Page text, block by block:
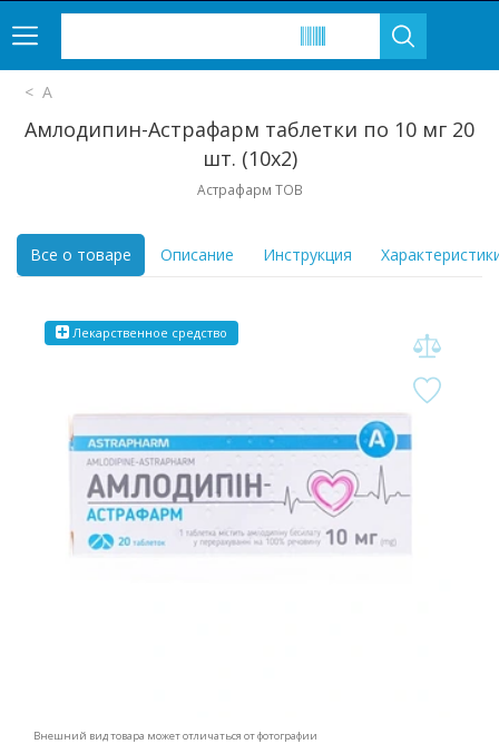
А
Амлодипин-Астрафарм таблетки по 10 мг 20
шт. (10х2)
Астрафарм ТОВ
Все о товаре Описание Инструкция
Лекарственное средство
Внешний вид товара может отличаться от фотографии